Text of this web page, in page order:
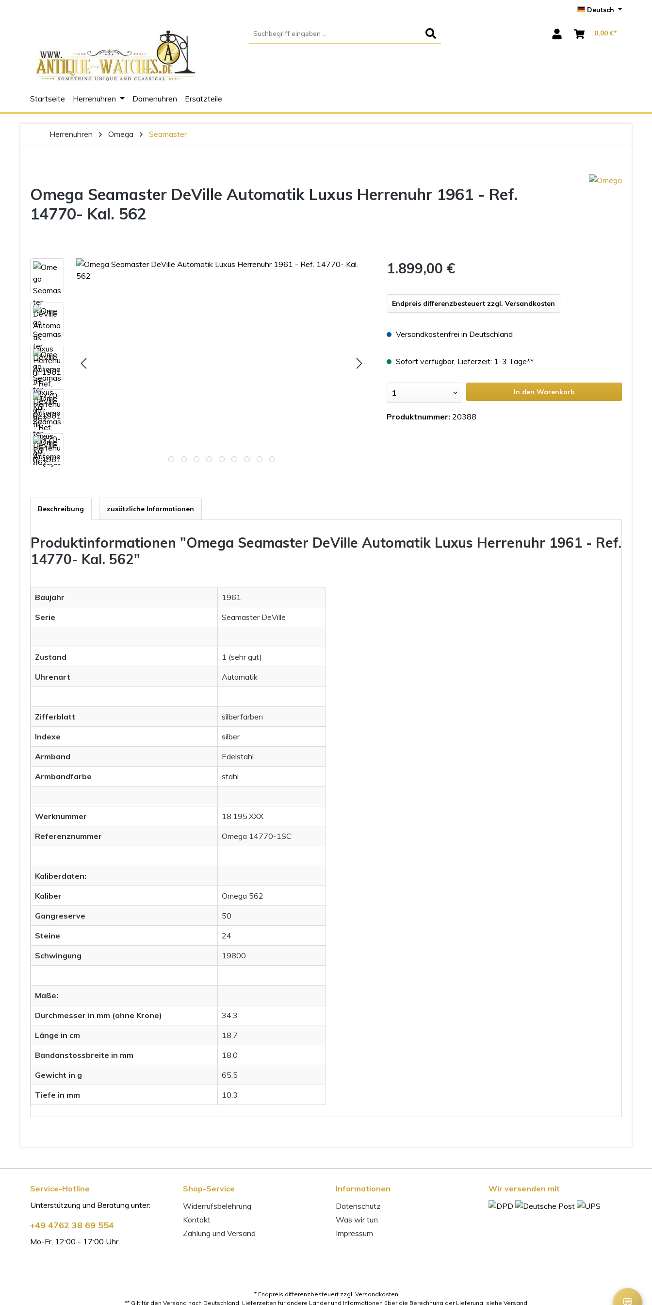
Deutsch
0,00 €*
Startseite Herrenuhren Damenuhren Ersatzteile
Herrenuhren Omega Seamaster
Omega Seamaster DeVille Automatik Luxus Herrenuhr 1961 - Ref.
14770- Kal. 562
Bildergalerie überspringen 1.899,00 €
Endpreis differenzbesteuert zzgl. Versandkosten
Versandkostenfrei in Deutschland
Sofort verfügbar, Lieferzeit: 1-3 Tage**
In den Warenkorb
Produktnummer: 20388
Beschreibung zusätzliche Informationen
Produktinformationen "Omega Seamaster DeVille Automatik Luxus Herrenuhr 1961 - Ref.
14770- Kal. 562"
Baujahr 1961
Serie Seamaster DeVille
Zustand 1 (sehr gut)
Uhrenart Automatik
Zifferblatt silberfarben
Indexe silber
Armband Edelstahl
Armbandfarbe stahl
Werknummer 18.195.XXX
Referenznummer Omega 14770-1SC
Kaliberdaten:
Kaliber Omega 562
Gangreserve 50
Steine 24
Schwingung 19800
Maße:
Durchmesser in mm (ohne Krone) 34,3
Länge in cm 18,7
Bandanstossbreite in mm 18,0
Gewicht in g 65,5
Tiefe in mm 10,3
Service-Hotline
Unterstützung und Beratung unter:
+49 4762 38 69 554
Mo-Fr, 12:00 - 17:00 Uhr
Shop-Service
Widerrufsbelehrung
Kontakt
Zahlung und Versand
Informationen
Datenschutz
Was wir tun
Impressum
Wir versenden mit
* Endpreis differenzbesteuert zzgl. Versandkosten
** Gilt für den Versand nach Deutschland. Lieferzeiten für andere Länder und Informationen über die Berechnung der Lieferung, siehe Versand